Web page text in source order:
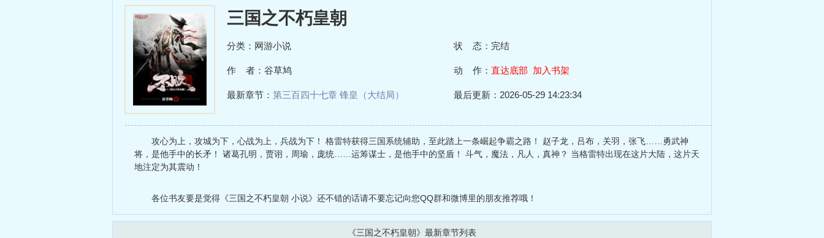
三国之不朽皇朝
分类：网游小说 状 态：完结
作 者：谷草鸠 动 作： 直达底部 加入书架
最新章节： 第三百四十七章 锋皇（大结局） 最后更新：2026-05-29 14:23:34
攻心为上，攻城为下，心战为上，兵战为下！ 格雷特获得三国系统辅助，至此踏上一条崛起争霸之路！ 赵子龙，吕布，关羽，张飞……勇武神
将，是他手中的长矛！ 诸葛孔明，贾诩，周瑜，庞统……运筹谋士，是他手中的坚盾！ 斗气，魔法，凡人，真神？ 当格雷特出现在这片大陆，这片天
地注定为其震动！
各位书友要是觉得《三国之不朽皇朝 小说》还不错的话请不要忘记向您QQ群和微博里的朋友推荐哦！
《三国之不朽皇朝》最新章节列表